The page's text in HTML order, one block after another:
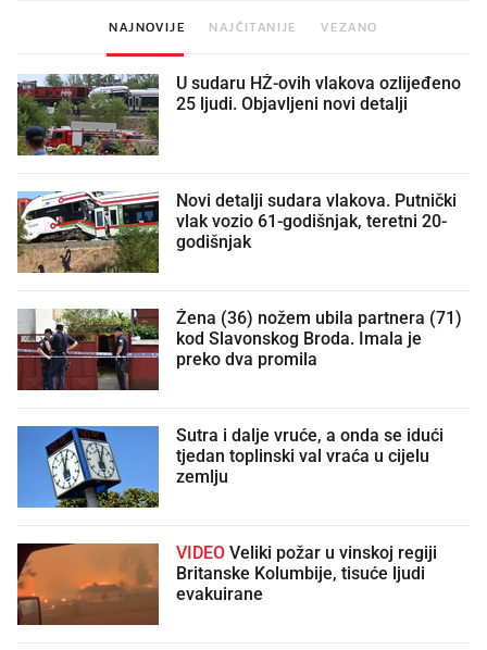
NAJNOVIJE NAJČITANIJE VEZANO
U sudaru HŽ-ovih vlakova ozlijeđeno
25 ljudi. Objavljeni novi detalji
Novi detalji sudara vlakova. Putnički
vlak vozio 61-godišnjak, teretni 20-
godišnjak
Žena (36) nožem ubila partnera (71)
kod Slavonskog Broda. Imala je
preko dva promila
Sutra i dalje vruće, a onda se idući
tjedan toplinski val vraća u cijelu
zemlju
VIDEO
Britanske Kolumbije, tisuće ljudi
evakuirane